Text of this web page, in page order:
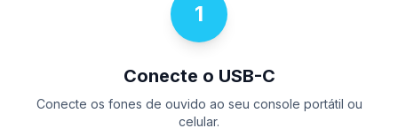
1
Conecte o USB-C
Conecte os fones de ouvido ao seu console portátil ou
celular.